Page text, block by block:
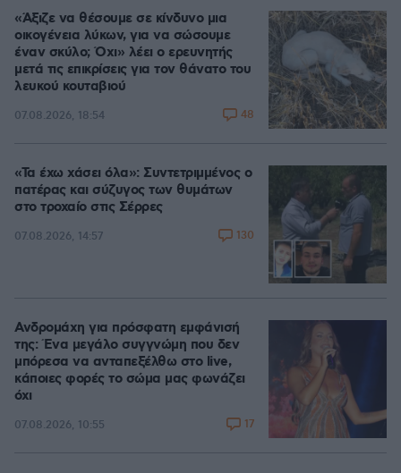
«Άξιζε να θέσουμε σε κίνδυνο μια
οικογένεια λύκων, για να σώσουμε
έναν σκύλο; Όχι» λέει ο ερευνητής
μετά τις επικρίσεις για τον θάνατο του
λευκού κουταβιού
07.08.2026, 18:54 48
«Τα έχω χάσει όλα»: Συντετριμμένος ο
πατέρας και σύζυγος των θυμάτων
στο τροχαίο στις Σέρρες
07.08.2026, 14:57 130
Ανδρομάχη για πρόσφατη εμφάνισή
της: Ένα μεγάλο συγγνώμη που δεν
μπόρεσα να ανταπεξέλθω στο live,
κάποιες φορές το σώμα μας φωνάζει
όχι
07.08.2026, 10:55 17